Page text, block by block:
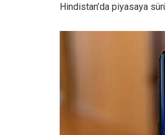
Hindistan’da piyasaya